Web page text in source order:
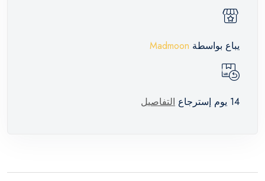
يباع بواسطة Madmoon
14 يوم إسترجاع التفاصيل